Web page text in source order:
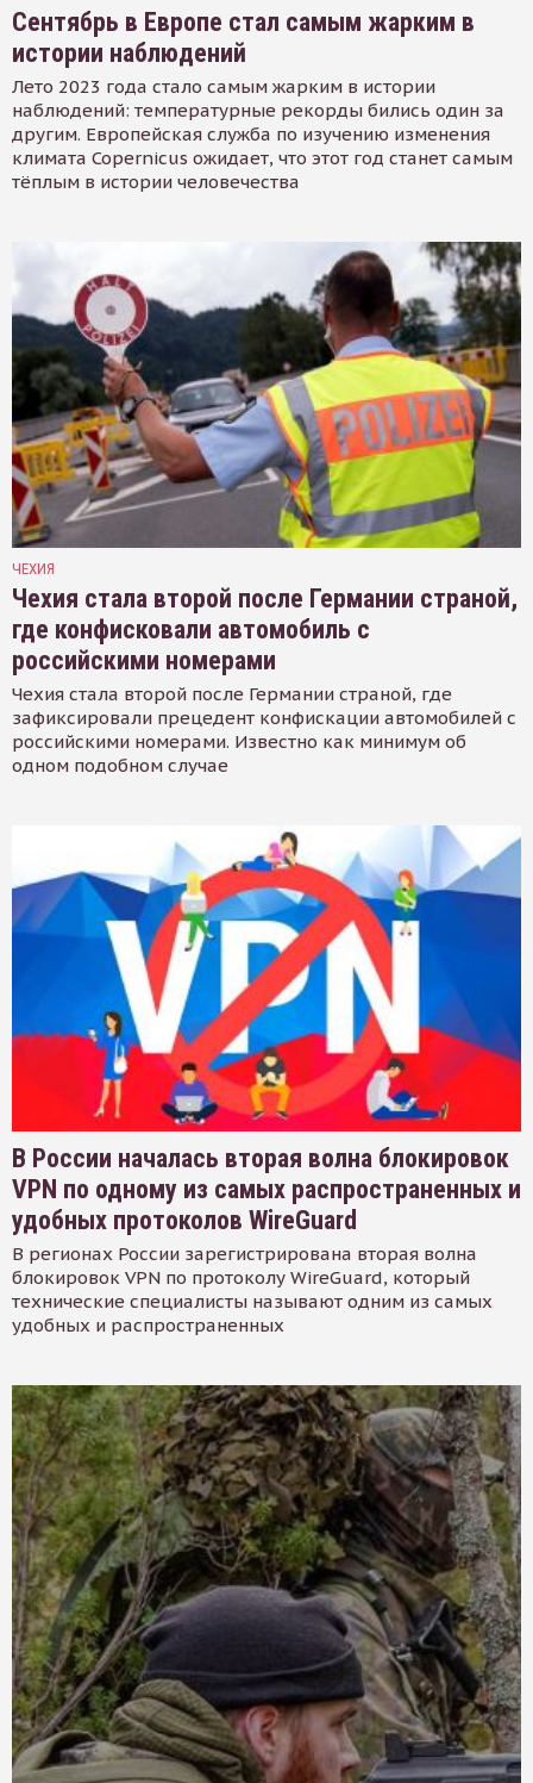
Сентябрь в Европе стал самым жарким в
истории наблюдений
Лето 2023 года стало самым жарким в истории
наблюдений: температурные рекорды бились один за
другим. Европейская служба по изучению изменения
климата Copernicus ожидает, что этот год станет самым
тёплым в истории человечества
ЧЕХИЯ
Чехия стала второй после Германии страной,
где конфисковали автомобиль с
российскими номерами
Чехия стала второй после Германии страной, где
зафиксировали прецедент конфискации автомобилей с
российскими номерами. Известно как минимум об
одном подобном случае
В России началась вторая волна блокировок
VPN по одному из самых распространенных и
удобных протоколов WireGuard
В регионах России зарегистрирована вторая волна
блокировок VPN по протоколу WireGuard, который
технические специалисты называют одним из самых
удобных и распространенных